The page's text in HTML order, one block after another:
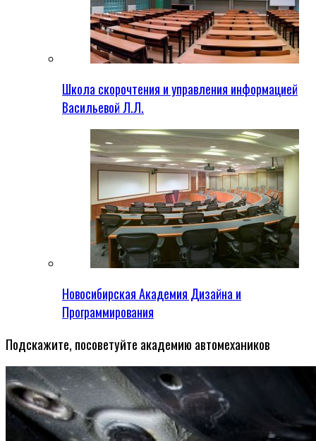
Школа скорочтения и управления информацией
Васильевой Л.Л.
Новосибирская Академия Дизайна и
Программирования
Подскажите, посоветуйте академию автомехаников